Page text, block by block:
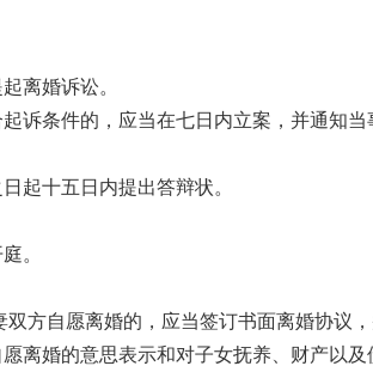
离婚诉讼。
诉条件的，应当在七日内立案，并通知当
起十五日内提出答辩状。
。
双方自愿离婚的，应当签订书面离婚协议
离婚的意思表示和对子女抚养、财产以及